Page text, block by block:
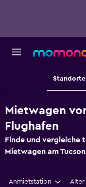
Standorte
Mietwagen
Flughafen
Finde und vergleiche
Mietwagen am
Anmietstation Alter